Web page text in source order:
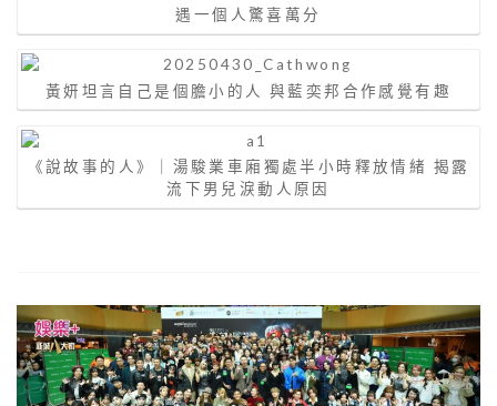
遇一個人驚喜萬分
黃妍坦言自己是個膽小的人 與藍奕邦合作感覺有趣
《說故事的人》｜湯駿業車廂獨處半小時釋放情緒 揭露
流下男兒淚動人原因